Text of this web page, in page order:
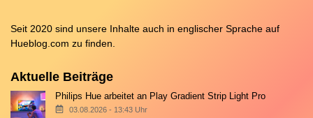
Seit 2020 sind unsere Inhalte auch in englischer Sprache auf
Hueblog.com zu finden.
Aktuelle Beiträge
Philips Hue arbeitet an Play Gradient Strip Light Pro
03.08.2026 - 13:43 Uhr